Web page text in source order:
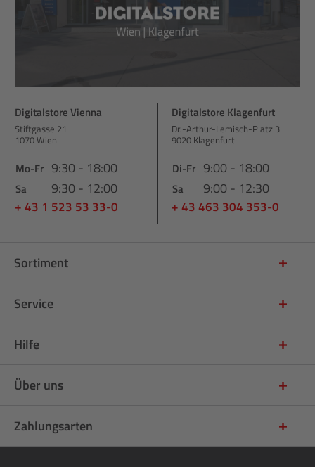
Digitalstore Vienna
Stiftgasse 21
1070 Wien
Mo-Fr 9:30 - 18:00
Sa 9:30 - 12:00
+ 43 1 523 53 33-0
Digitalstore Klagenfurt
Dr.-Arthur-Lemisch-Platz 3
9020 Klagenfurt
Di-Fr 9:00 - 18:00
Sa 9:00 - 12:30
+ 43 463 304 353-0
Sortiment
Service
Hilfe
Über uns
Zahlungsarten